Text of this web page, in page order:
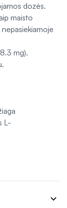
dozės.
maisto
mg).
L-
expand_more